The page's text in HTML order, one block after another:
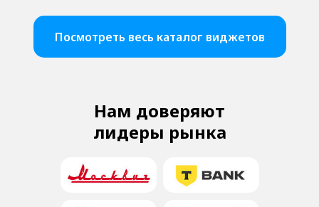
Посмотреть весь каталог виджетов
Нам доверяют
лидеры рынка